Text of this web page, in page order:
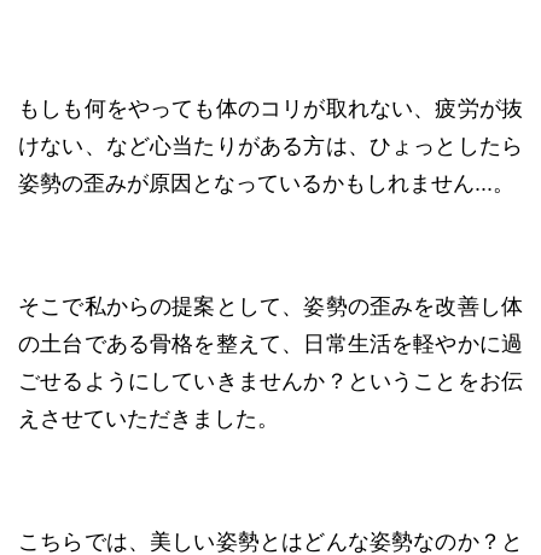
もしも何をやっても体のコリが取れない、疲労が抜
けない、など心当たりがある方は、ひょっとしたら
姿勢の歪みが原因となっているかもしれません...。
そこで私からの提案として、姿勢の歪みを改善し体
の土台である骨格を整えて、日常生活を軽やかに過
ごせるようにしていきませんか？ということをお伝
えさせていただきました。
こちらでは、美しい姿勢とはどんな姿勢なのか？と